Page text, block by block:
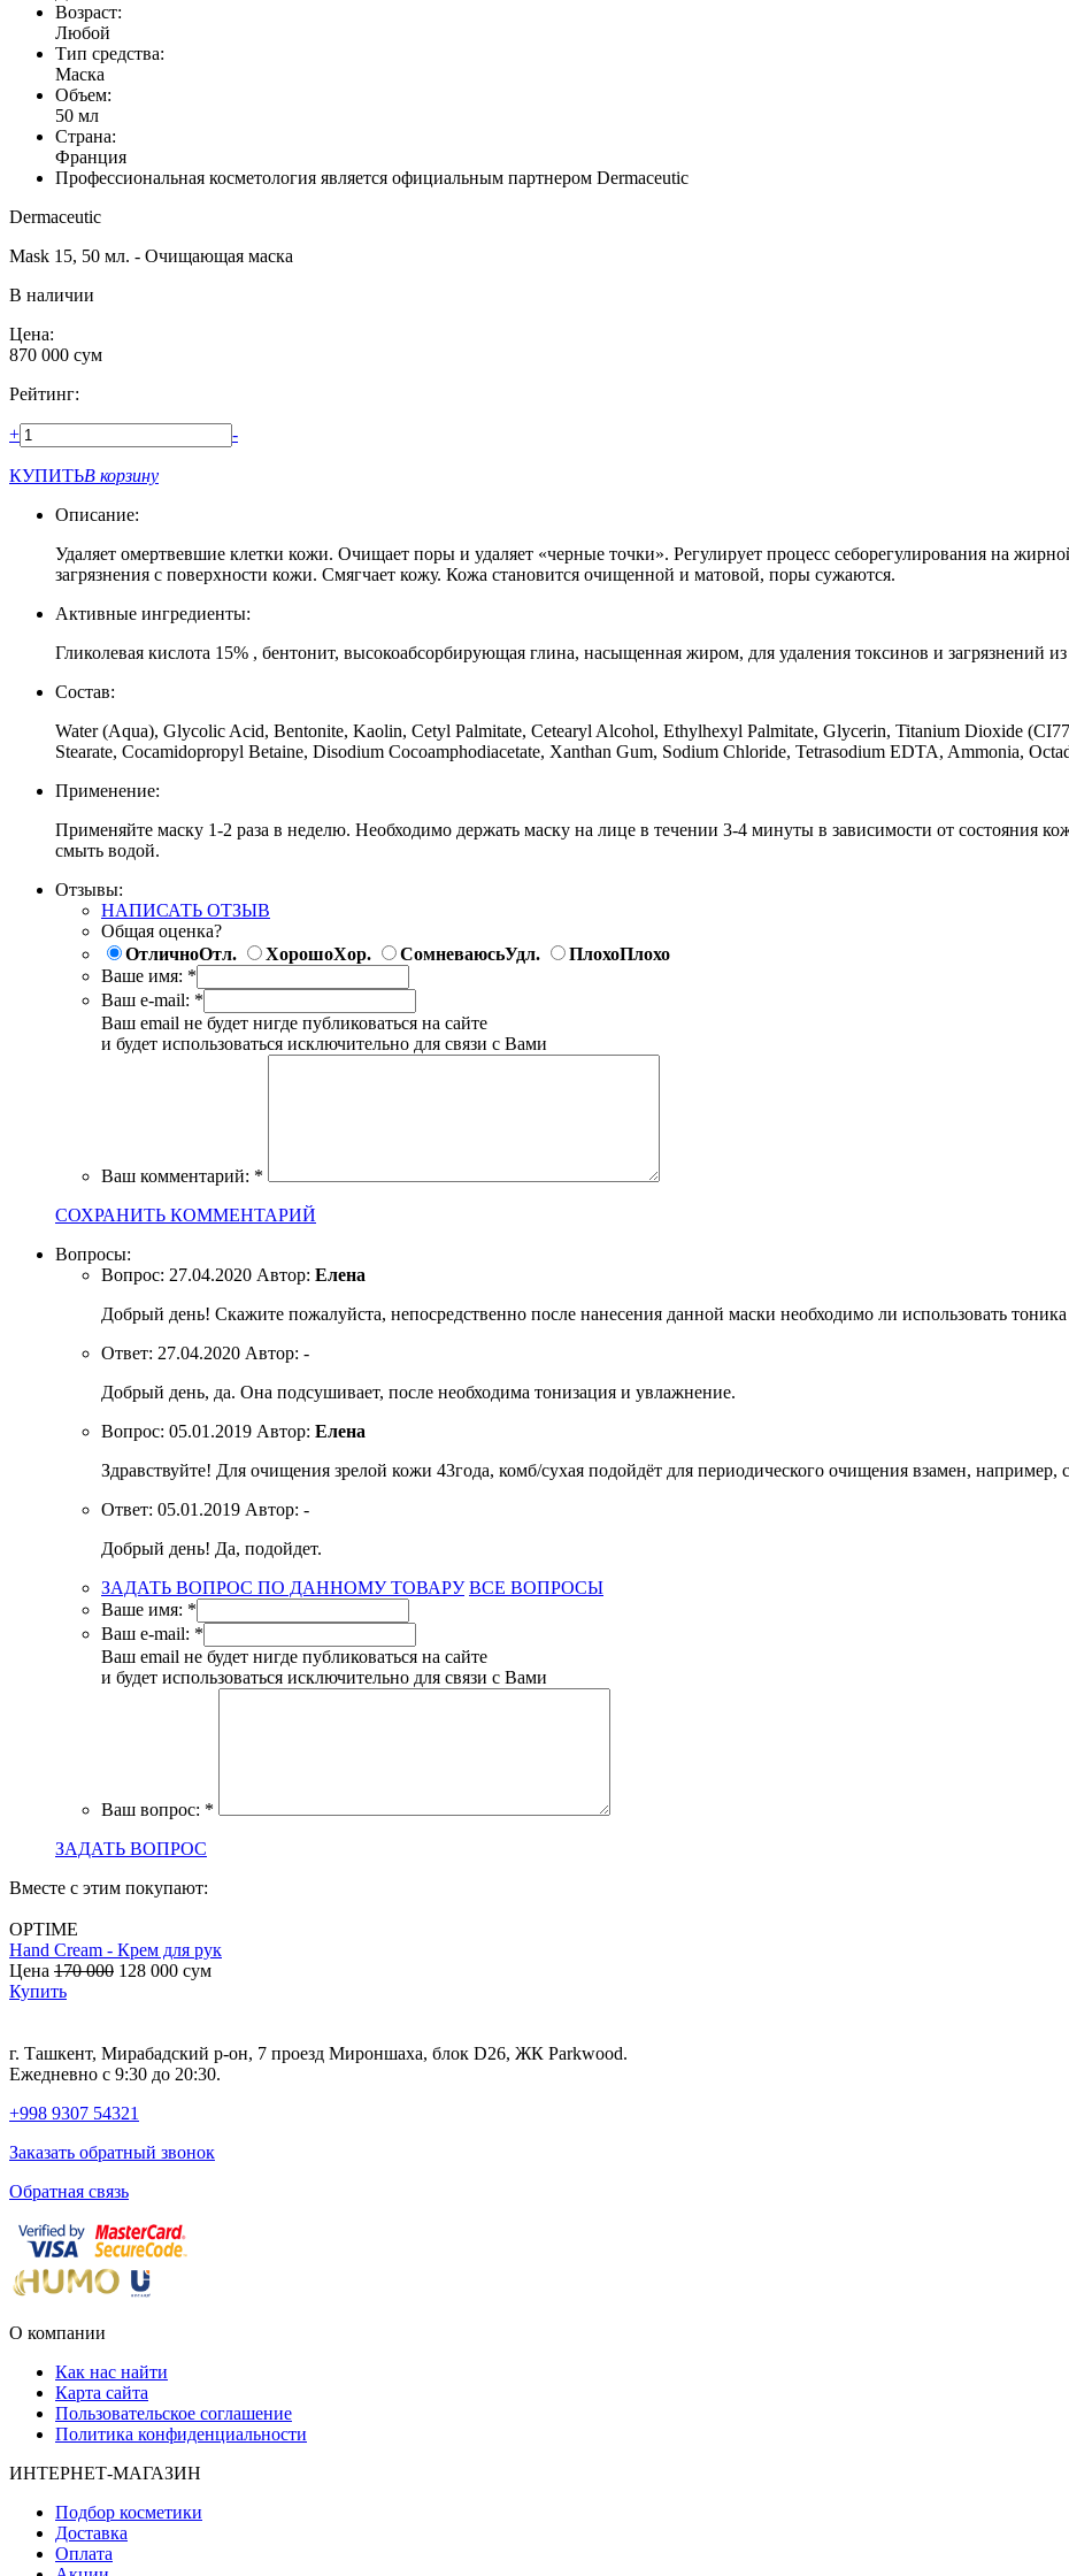
Возраст:
Любой
Тип средства:
Маска
Объем:
50 мл
Страна:
Франция
Профессиональная косметология является официальным партнером Dermaceutic
Dermaceutic
Mask 15, 50 мл. - Очищающая маска
В наличии
Цена:
870 000 сум
Рейтинг:
+ -
КУПИТЬВ корзину
Описание:
Удаляет омертвевшие клетки кожи. Очищает поры и удаляет «черные точки». Регулирует процесс себорегулирования на
загрязнения с поверхности кожи. Смягчает кожу. Кожа становится очищенной и матовой, поры сужаются.
Активные ингредиенты:
Гликолевая кислота 15% , бентонит, высокоабсорбирующая глина, насыщенная жиром, для удаления токсинов и загрязнений
Состав:
Water (Aqua), Glycolic Acid, Bentonite, Kaolin, Cetyl Palmitate, Cetearyl Alcohol, Ethylhexyl Palmitate, Glycerin, Titanium Dioxide
Stearate, Cocamidopropyl Betaine, Disodium Cocoamphodiacetate, Xanthan Gum, Sodium Chloride, Tetrasodium EDTA, Ammonia,
Применение:
Применяйте маску 1-2 раза в неделю. Необходимо держать маску на лице в течении 3-4 минуты в зависимости от состояния
смыть водой.
Отзывы:
НАПИСАТЬ ОТЗЫВ
Общая оценка?
ОтличноОтл. ХорошоХор. СомневаюсьУдл. ПлохоПлохо
Ваше имя: *
Ваш e-mail: *
Ваш email не будет нигде публиковаться на сайте
и будет использоваться исключительно для связи с Вами
Ваш комментарий: *
СОХРАНИТЬ КОММЕНТАРИЙ
Вопросы:
Вопрос: 27.04.2020 Автор: Елена
Добрый день! Скажите пожалуйста, непосредственно после нанесения данной маски необходимо ли использовать
Ответ: 27.04.2020 Автор: -
Добрый день, да. Она подсушивает, после необходима тонизация и увлажнение.
Вопрос: 05.01.2019 Автор: Елена
Здравствуйте! Для очищения зрелой кожи 43года, комб/сухая подойдёт для периодического очищения взамен, например,
Ответ: 05.01.2019 Автор: -
Добрый день! Да, подойдет.
ЗАДАТЬ ВОПРОС ПО ДАННОМУ ТОВАРУ ВСЕ ВОПРОСЫ
Ваше имя: *
Ваш e-mail: *
Ваш email не будет нигде публиковаться на сайте
и будет использоваться исключительно для связи с Вами
Ваш вопрос: *
ЗАДАТЬ ВОПРОС
Вместе с этим покупают:
OPTIME
Hand Cream - Крем для рук
Цена 170 000 128 000 сум
Купить
г. Ташкент, Мирабадский р-он, 7 проезд Мироншаха, блок D26, ЖК Раrkwood.
Ежедневно с 9:30 до 20:30.
+998 9307 54321
Заказать обратный звонок
Обратная связь
О компании
Как нас найти
Карта сайта
Пользовательское соглашение
Политика конфиденциальности
ИНТЕРНЕТ-МАГАЗИН
Подбор косметики
Доставка
Оплата